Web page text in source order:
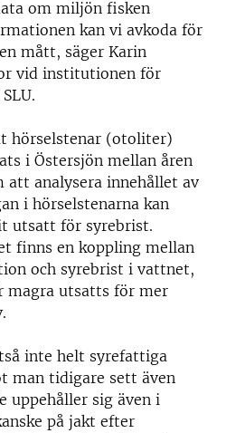
om miljön fisken
kan vi avkoda för
mått, säger Karin
vid institutionen för
hörselstenar (otoliter)
i Östersjön mellan åren
att analysera innehållet av
i hörselstenarna kan
utsatt för syrebrist.
finns en koppling mellan
och syrebrist i vattnet,
magra utsatts för mer
inte helt syrefattiga
man tidigare sett även
uppehåller sig även i
på jakt efter